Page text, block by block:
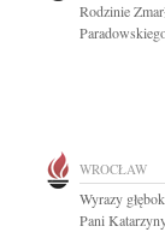
Rodzinie
WROCŁAW
Wyrazy
Pani